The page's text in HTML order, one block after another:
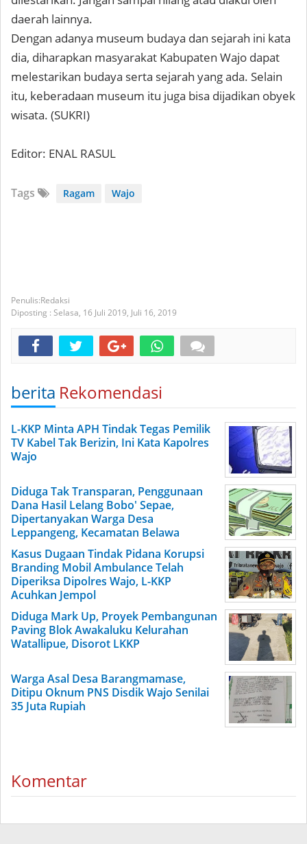
daerah lainnya.
Dengan adanya museum budaya dan sejarah ini kata
dia, diharapkan masyarakat Kabupaten Wajo dapat
melestarikan budaya serta sejarah yang ada. Selain
itu, keberadaan museum itu juga bisa dijadikan obyek
wisata. (SUKRI)
Editor: ENAL RASUL
Tags Ragam Wajo
Redaksi
Diposting : Selasa, 16 Juli 2019, Juli 16, 2019
berita Rekomendasi
L-KKP Minta APH Tindak Tegas Pemilik
TV Kabel Tak Berizin, Ini Kata Kapolres
Wajo
Diduga Tak Transparan, Penggunaan
Dana Hasil Lelang Bobo' Sepae,
Dipertanyakan Warga Desa
Leppangeng, Kecamatan Belawa
Kasus Dugaan Tindak Pidana Korupsi
Branding Mobil Ambulance Telah
Diperiksa Dipolres Wajo, L-KKP
Acuhkan Jempol
Diduga Mark Up, Proyek Pembangunan
Paving Blok Awakaluku Kelurahan
Watallipue, Disorot LKKP
Warga Asal Desa Barangmamase,
Ditipu Oknum PNS Disdik Wajo Senilai
35 Juta Rupiah
Komentar